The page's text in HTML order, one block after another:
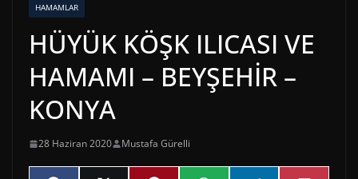
HAMAMLAR
HÜYÜK KÖŞK ILICASI VE
HAMAMI – BEYŞEHİR –
KONYA
28 Haziran 2020 Mustafa Gürelli